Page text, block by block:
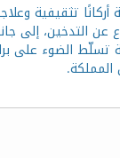
أركانًا تثقيفية
عن التدخين، إلى
تسلّط الضوء على